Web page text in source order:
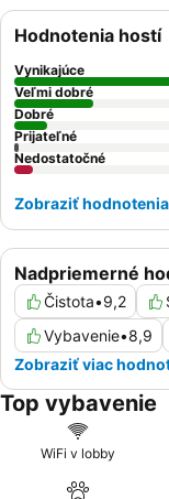
Nadpriemerné
Čistota•9,2
Vybavenie•8,9
Zobraziť viac
Hodnotenia hostí
Vynikajúce
Veľmi dobré
Dobré
Prijateľné
Nedostatočné
Zobraziť hodnotenia
Top vybavenie
WiFi v lobby